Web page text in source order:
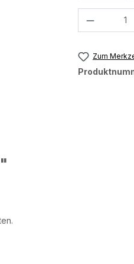
Zum